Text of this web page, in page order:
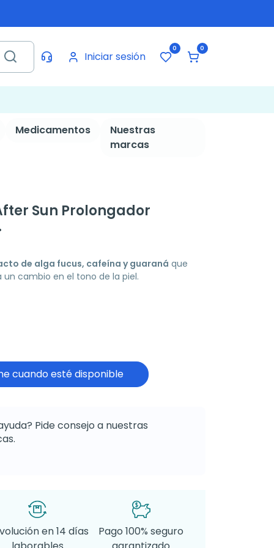
Iniciar sesión
0 0
Medicamentos
Nuestras
marcas
Sun Prolongador
de alga fucus, cafeína y guaraná que
cambio en el tono de la piel.
cuando esté disponible
Pide consejo a nuestras
en 14 días
Pago 100% seguro